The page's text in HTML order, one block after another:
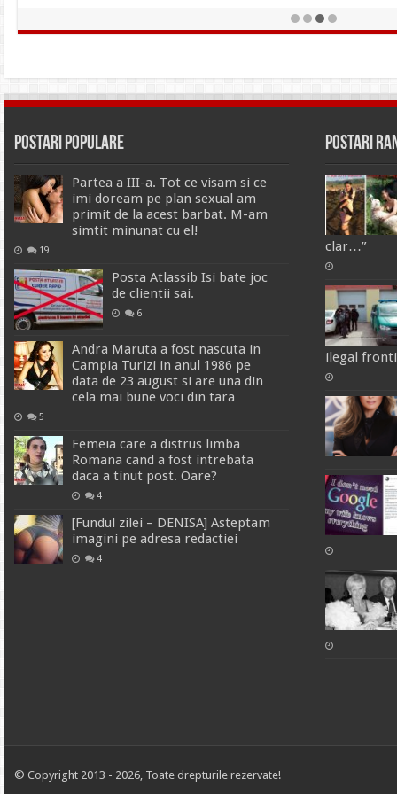
Postari Populare
Partea a III-a. Tot ce visam si ce
imi doream pe plan sexual am
primit de la acest barbat. M-am
simtit minunat cu el!
19
Posta Atlassib Isi bate joc
de clientii sai.
6
Andra Maruta a fost nascuta in
Campia Turizi in anul 1986 pe
data de 23 august si are una din
cela mai bune voci din tara
5
Femeia care a distrus limba
Romana cand a fost intrebata
daca a tinut post. Oare?
4
[Fundul zilei – DENISA] Asteptam
imagini pe adresa redactiei
4
Postari
clar…”
ilegal
© Copyright 2013 - 2026, Toate drepturile rezervate!